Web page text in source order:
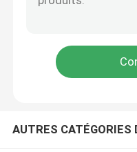
Machine de
AUTRES CATÉGORIES